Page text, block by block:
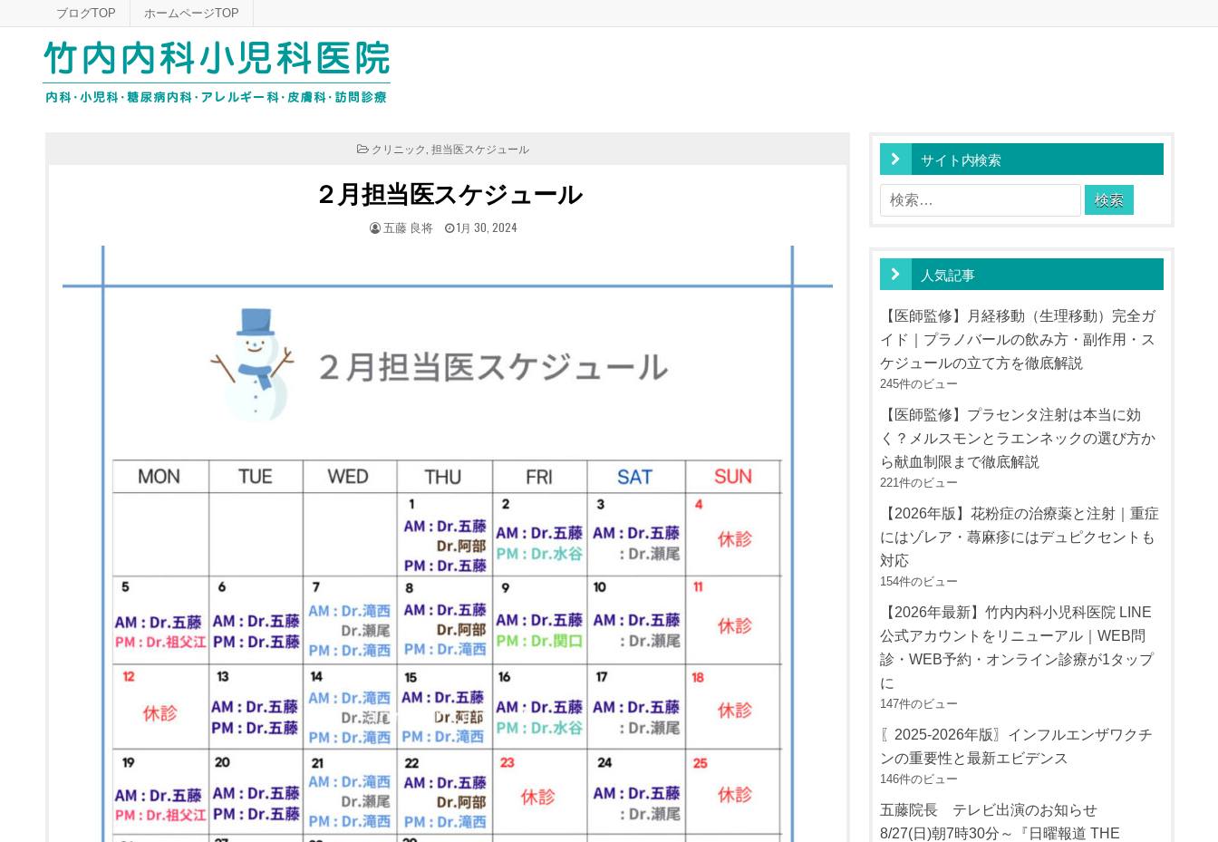
to
ブログTOP ホームページTOP
POSTED
クリニック,担当医スケジュール
２月担当医スケジュール
POSTED
五藤 良将
POSTED
1月 30, 2024
サイト内検索
検
索:
人気記事
【医師監修】月経移動（生理移動）完全ガ
イド｜プラノバールの飲み方・副作用・ス
ケジュールの立て方を徹底解説
245件のビュー
【医師監修】プラセンタ注射は本当に効
く？メルスモンとラエンネックの選び方か
ら献血制限まで徹底解説
221件のビュー
【2026年版】花粉症の治療薬と注射｜重症
にはゾレア・蕁麻疹にはデュピクセントも
対応
154件のビュー
【2026年最新】竹内内科小児科医院 LINE
公式アカウントをリニューアル｜WEB問
診・WEB予約・オンライン診療が1タップ
に
147件のビュー
〖2025-2026年版〗インフルエンザワクチ
ンの重要性と最新エビデンス
146件のビュー
五藤院長 テレビ出演のお知らせ
8/27(日)朝7時30分～『日曜報道 THE